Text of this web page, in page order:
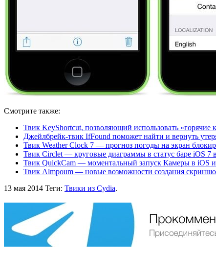
Смотрите также:
Твик KeyShortcut, позволяющий использовать
Джейлбрейк-твик IfFound поможет найти и вернуть
Твик Weather Clock 7 — прогноз погоды на экран
Твик Circlet — круговые диаграммы в статус баре iOS
Твик QuickCam — моментальный запуск Камеры в iOS
Твик Almpoum — новые возможности создания
13 мая 2014 Теги: Твики из Cydia.